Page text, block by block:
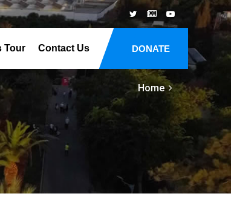
DONATE
Tour Contact Us
Home